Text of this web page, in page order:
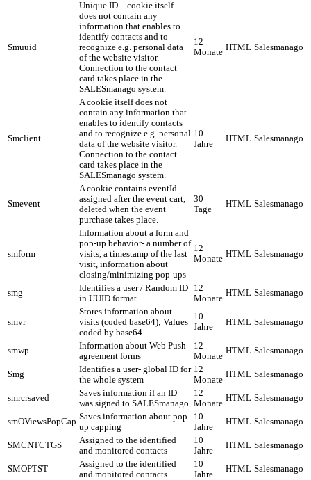
Smuuid
Unique ID – cookie itself
does not contain any
information that enables to
identify contacts and to
recognize e.g. personal data
of the website visitor.
Connection to the contact
card takes place in the
SALESmanago system.
12
Monate HTML Salesmanago
Smclient
A cookie itself does not
contain any information that
enables to identify contacts
and to recognize e.g. personal
data of the website visitor.
Connection to the contact
card takes place in the
SALESmanago system.
10
Jahre
HTML Salesmanago
Smevent
A cookie contains eventId
assigned after the event cart,
deleted when the event
purchase takes place.
30
Tage
HTML Salesmanago
smform
Information about a form and
pop-up behavior- a number of
visits, a timestamp of the last
visit, information about
closing/minimizing pop-ups
12
Monate HTML Salesmanago
smg
Identifies a user / Random ID
in UUID format
12
Monate
HTML Salesmanago
smvr
Stores information about
visits (coded base64); Values
coded by base64
10
Jahre
HTML Salesmanago
smwp
Information about Web Push
agreement forms
12
Monate
HTML Salesmanago
Smg
Identifies a user- global ID for
the whole system
12
Monate
HTML Salesmanago
smrcrsaved
Saves information if an ID
was signed to SALESmanago
12
Monate
HTML Salesmanago
smOViewsPopCap Saves information about pop-
up capping
10
Jahre
HTML Salesmanago
SMCNTCTGS
Assigned to the identified
and monitored contacts
10
Jahre
HTML Salesmanago
SMOPTST
Assigned to the identified
and monitored contacts
10
Jahre
HTML Salesmanago